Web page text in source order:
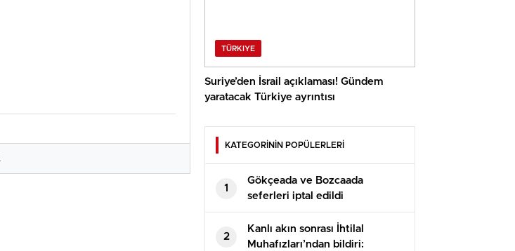
TÜRKIYE
Suriye’den İsrail açıklaması! Gündem
yaratacak Türkiye ayrıntısı
KATEGORİNİN POPÜLERLERİ
1
Gökçeada ve Bozcaada
seferleri iptal edildi
2
Kanlı akın sonrası İhtilal
Muhafızları’ndan bildiri: